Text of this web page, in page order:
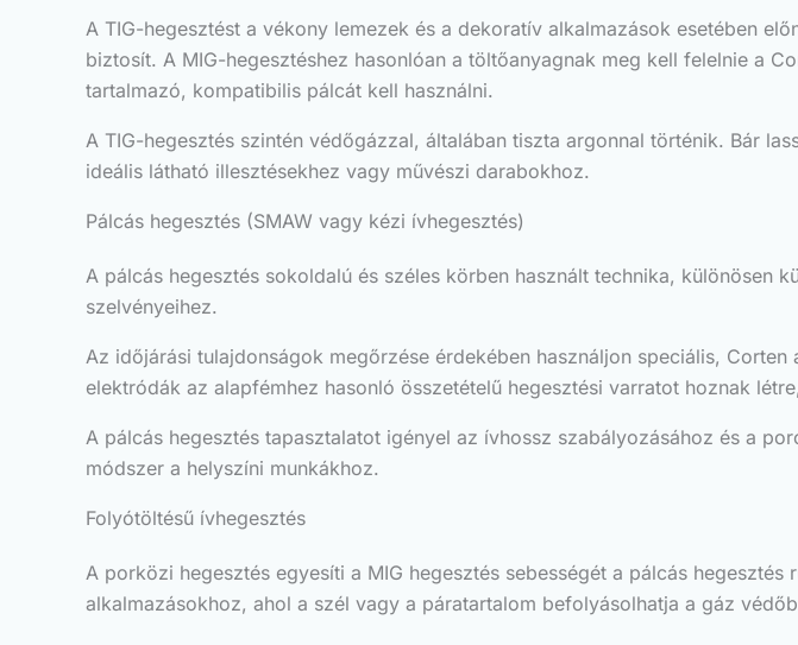
A TIG-hegesztést a vékony lemezek és a dekoratív alkalmazások esetében
biztosít. A MIG-hegesztéshez hasonlóan a töltőanyagnak meg kell felelnie a
tartalmazó, kompatibilis pálcát kell használni.
A TIG-hegesztés szintén védőgázzal, általában tiszta argonnal történik. Bár
ideális látható illesztésekhez vagy művészi darabokhoz.
Pálcás hegesztés (SMAW vagy kézi ívhegesztés)
A pálcás hegesztés sokoldalú és széles körben használt technika, különösen
szelvényeihez.
Az időjárási tulajdonságok megőrzése érdekében használjon speciális,
elektródák az alapfémhez hasonló összetételű hegesztési varratot hoznak
A pálcás hegesztés tapasztalatot igényel az ívhossz szabályozásához és a
módszer a helyszíni munkákhoz.
Folyótöltésű ívhegesztés
A porközi hegesztés egyesíti a MIG hegesztés sebességét a pálcás
alkalmazásokhoz, ahol a szél vagy a páratartalom befolyásolhatja a gáz